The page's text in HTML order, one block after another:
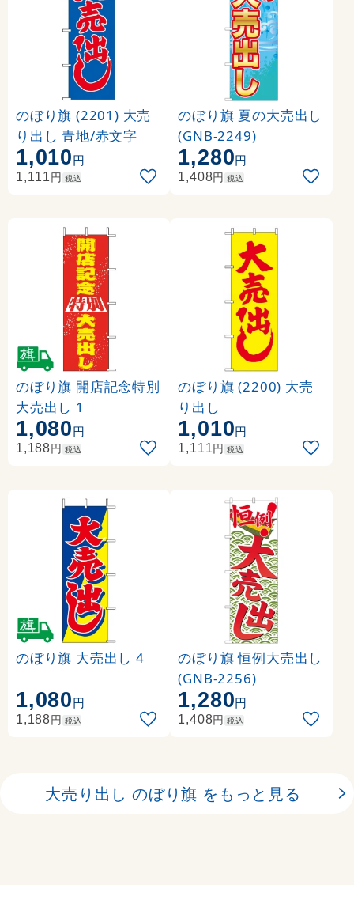
のぼり旗 (2201) 大売
り出し 青地/赤文字
1,010円
1,111円 税込
のぼり旗 夏の大売出し
(GNB-2249)
1,280円
1,408円 税込
のぼり旗 開店記念特別
大売出し 1
1,080円
1,188円 税込
のぼり旗 (2200) 大売
り出し
1,010円
1,111円 税込
のぼり旗 大売出し 4
1,080円
1,188円 税込
のぼり旗 恒例大売出し
(GNB-2256)
1,280円
1,408円 税込
大売り出し のぼり旗 をもっと見る